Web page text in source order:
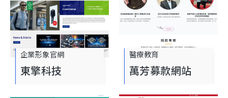
企業形象官網
東擎科技
醫療教育
萬芳募款網站